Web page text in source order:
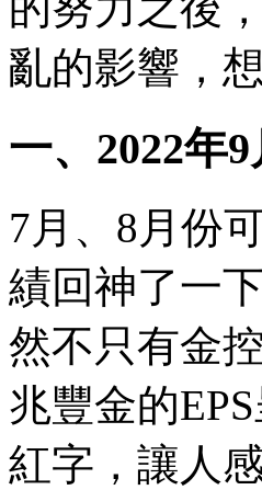
亂的影響，
一、2022年
7月、8月份
績回神了一
然不只有金
兆豐金的
紅字，讓人